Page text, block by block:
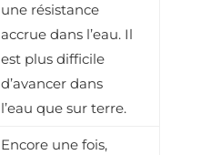
une résistance
accrue dans l’eau. Il
est plus difficile
d’avancer dans
l’eau que sur terre.
Encore une fois,